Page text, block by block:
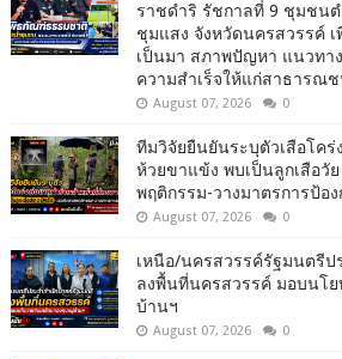
ราชดำริ รัชกาลที่ 9 ชุมชนต
ชุมแสง จังหวัดนครสวรรค์ เ
เป็นมา สภาพปัญหา แนวทา
ความสำเร็จให้แก่สาธารณ
August 07, 2026 0
ทีมวิจัยยืนยันระบุตัวเสือโคร่
ห้วยขาแข้ง พบเป็นลูกเสือวั
พฤติกรรม-วางมาตรการป้อ
August 07, 2026 0
เหนือ/นครสวรรค์รัฐมนตรี
ลงพื้นที่นครสวรรค์ มอบนโ
บ้านฯ
August 07, 2026 0